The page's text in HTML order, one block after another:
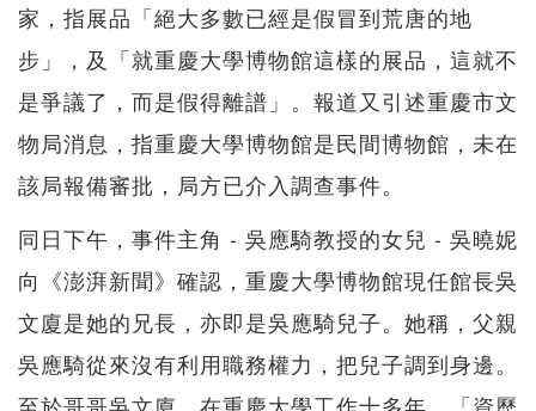
家，指展品「絕大多數已經是假冒到荒唐的地
步」，及「就重慶大學博物館這樣的展品，這就不
是爭議了，而是假得離譜」。報道又引述重慶市文
物局消息，指重慶大學博物館是民間博物館，未在
該局報備審批，局方已介入調查事件。
同日下午，事件主角 - 吳應騎教授的女兒 - 吳曉妮
向《澎湃新聞》確認，重慶大學博物館現任館長吳
文廈是她的兄長，亦即是吳應騎兒子。她稱，父親
吳應騎從來沒有利用職務權力，把兒子調到身邊。